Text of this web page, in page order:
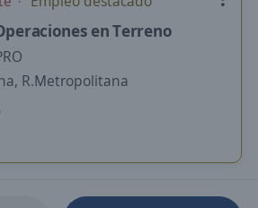
en Terreno
R.Metropolitana